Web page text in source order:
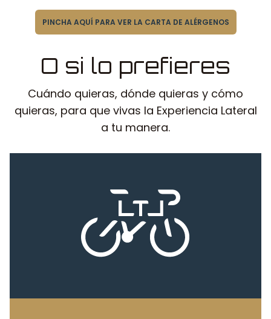
PINCHA AQUÍ PARA VER LA CARTA DE ALÉRGENOS
O si lo prefieres
Cuándo quieras, dónde quieras y cómo
quieras, para que vivas la Experiencia Lateral
a tu manera.